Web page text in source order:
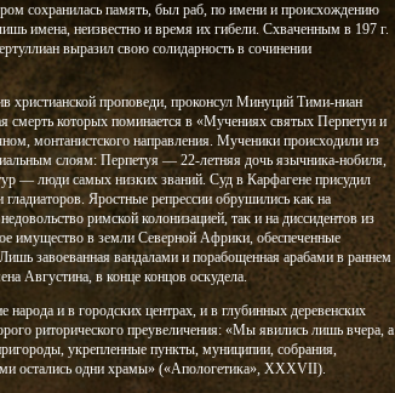
сохранилась память, был раб, по имени и происхождению
имена, неизвестно и время их гибели. Схваченным в 197 г.
выразил свою солидарность в сочинении
христианской проповеди, проконсул Минуций Тими-ниан
смерть которых поминается в «Мучениях святых Перпетуи и
монтанистского направления. Мученики происходили из
слоям: Перпетуя — 22-летняя дочь язычника-нобиля,
— люди самых низких званий. Суд в Карфагене присудил
Яростные репрессии обрушились как на
римской колонизацией, так и на диссидентов из
имущество в земли Северной Африки, обеспеченные
завоеванная вандалами и порабощенная арабами в раннем
Августина, в конце концов оскудела.
народа и в городских центрах, и в глубинных деревенских
риторического преувеличения: «Мы явились лишь вчера, а
укрепленные пункты, муниципии, собрания,
остались одни храмы» («Апологетика», XXXVII).